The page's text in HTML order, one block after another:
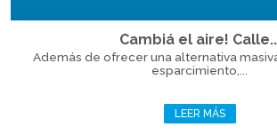
Cambiá el aire!
Además de ofrecer una alternativa
esparcimiento,...
LEER MÁS